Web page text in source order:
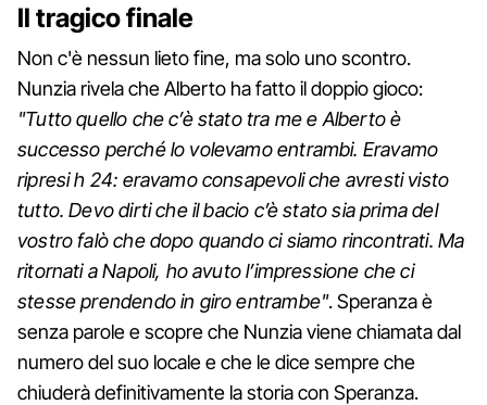
Il tragico finale
Non c'è nessun lieto fine, ma solo uno scontro.
Nunzia rivela che Alberto ha fatto il doppio gioco:
"Tutto quello che c’è stato tra me e Alberto è
successo perché lo volevamo entrambi. Eravamo
ripresi h 24: eravamo consapevoli che avresti visto
tutto. Devo dirti che il bacio c’è stato sia prima del
vostro falò che dopo quando ci siamo rincontrati. Ma
ritornati a Napoli, ho avuto l’impressione che ci
stesse prendendo in giro entrambe". Speranza è
senza parole e scopre che Nunzia viene chiamata dal
numero del suo locale e che le dice sempre che
chiuderà definitivamente la storia con Speranza.